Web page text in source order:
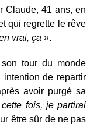
Claude, 41 ans, en
qui regrette le rêve
vrai, ça ».
tour du monde
intention de repartir
avoir purgé sa
fois, je partirai
être sûr de ne pas